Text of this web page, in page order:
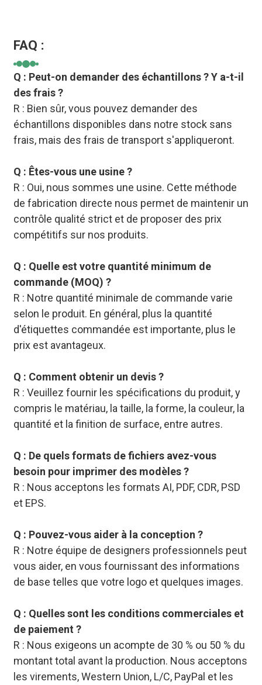
FAQ :
Q : Peut-on demander des échantillons ? Y a-t-il
des frais ?
R : Bien sûr, vous pouvez demander des
échantillons disponibles dans notre stock sans
frais, mais des frais de transport s'appliqueront.
Q : Êtes-vous une usine ?
R : Oui, nous sommes une usine. Cette méthode
de fabrication directe nous permet de maintenir un
contrôle qualité strict et de proposer des prix
compétitifs sur nos produits.
Q : Quelle est votre quantité minimum de
commande (MOQ) ?
R : Notre quantité minimale de commande varie
selon le produit. En général, plus la quantité
d'étiquettes commandée est importante, plus le
prix est avantageux.
Q : Comment obtenir un devis ?
R : Veuillez fournir les spécifications du produit, y
compris le matériau, la taille, la forme, la couleur, la
quantité et la finition de surface, entre autres.
Q : De quels formats de fichiers avez-vous
besoin pour imprimer des modèles ?
R : Nous acceptons les formats AI, PDF, CDR, PSD
et EPS.
Q : Pouvez-vous aider à la conception ?
R : Notre équipe de designers professionnels peut
vous aider, en vous fournissant des informations
de base telles que votre logo et quelques images.
Q : Quelles sont les conditions commerciales et
de paiement ?
R : Nous exigeons un acompte de 30 % ou 50 % du
montant total avant la production. Nous acceptons
les virements, Western Union, L/C, PayPal et les